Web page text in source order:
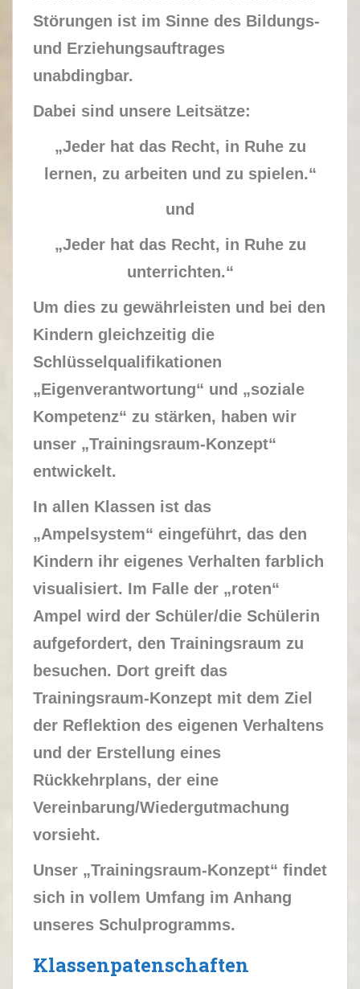
Störungen ist im Sinne des Bildungs-
und Erziehungsauftrages
unabdingbar.
Dabei sind unsere Leitsätze:
„Jeder hat das Recht, in Ruhe zu
lernen, zu arbeiten und zu spielen.“
und
„Jeder hat das Recht, in Ruhe zu
unterrichten.“
Um dies zu gewährleisten und bei den
Kindern gleichzeitig die
Schlüsselqualifikationen
„Eigenverantwortung“ und „soziale
Kompetenz“ zu stärken, haben wir
unser „Trainingsraum-Konzept“
entwickelt.
In allen Klassen ist das
„Ampelsystem“ eingeführt, das den
Kindern ihr eigenes Verhalten farblich
visualisiert. Im Falle der „roten“
Ampel wird der Schüler/die Schülerin
aufgefordert, den Trainingsraum zu
besuchen. Dort greift das
Trainingsraum-Konzept mit dem Ziel
der Reflektion des eigenen Verhaltens
und der Erstellung eines
Rückkehrplans, der eine
Vereinbarung/Wiedergutmachung
vorsieht.
Unser „Trainingsraum-Konzept“ findet
sich in vollem Umfang im Anhang
unseres Schulprogramms.
Klassenpatenschaften